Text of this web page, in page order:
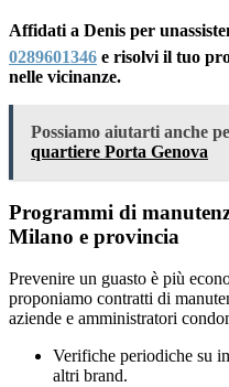
Affidati a Denis per
0289601346 e risolvi il tuo
nelle vicinanze.
Possiamo aiutarti anche
quartiere Porta Genova
Programmi di
Milano e provincia
Prevenire un guasto è più
proponiamo contratti di
aziende e amministratori
Verifiche periodiche su
altri brand.